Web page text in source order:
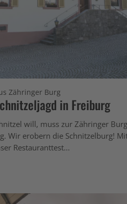
Zähringer Burg
in Freiburg
will, muss zur Zähringer
Wir erobern die Schnitzelburg!
Restauranttest...